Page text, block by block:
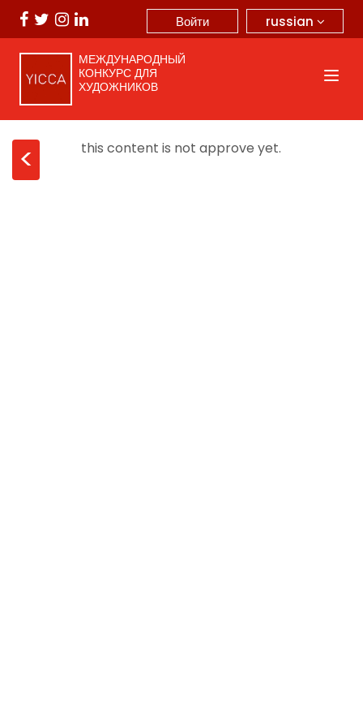
russian
Войти
МЕЖДУНАРОДНЫЙ
КОНКУРС ДЛЯ
ХУДОЖНИКОВ
< this content is not approve yet.